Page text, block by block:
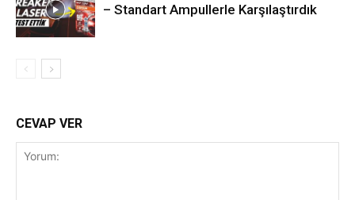
– Standart Ampullerle Karşılaştırdık
CEVAP VER